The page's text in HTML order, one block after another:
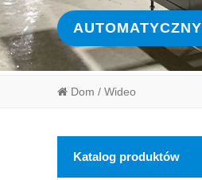
AUTOMATYCZNY
Dom / Wideo
Katalog produktów